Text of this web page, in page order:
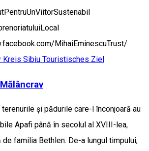
MihaiEminescuTrust/
Kreis Sibiu Touristisches Ziel
terenurile și pădurile care-l înconjoară au
Apafi până în secolul al XVIII-lea,
familia Bethlen. De-a lungul timpului,